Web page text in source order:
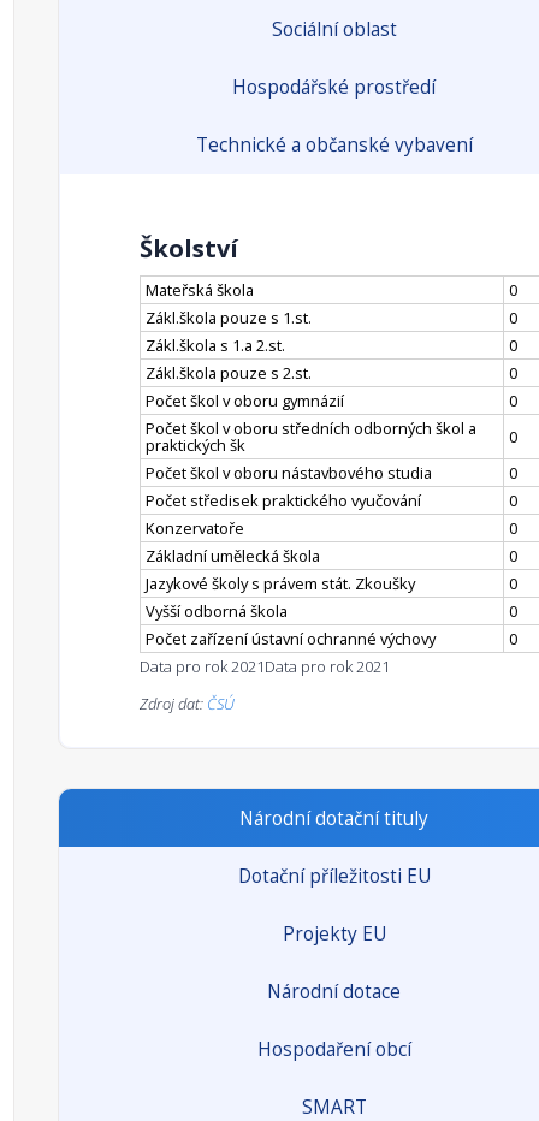
Sociální oblast
Hospodářské prostředí
Technické a občanské vybavení
Školství
Mateřská škola
0
Zákl.škola pouze s 1.st.
0
Zákl.škola s 1.a 2.st.
0
Zákl.škola pouze s 2.st.
0
Počet škol v oboru gymnázií
0
Počet škol v oboru středních odborných škol a
praktických šk
0
Počet škol v oboru nástavbového studia
0
Počet středisek praktického vyučování
0
Konzervatoře
0
Základní umělecká škola
0
Jazykové školy s právem stát. Zkoušky
0
Vyšší odborná škola
0
Počet zařízení ústavní ochranné výchovy
0
Data pro rok 2021Data pro rok 2021
Zdroj dat: ČSÚ
Národní dotační tituly
Dotační příležitosti EU
Projekty EU
Národní dotace
Hospodaření obcí
SMART